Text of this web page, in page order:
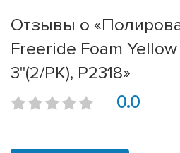
Отзывы о
Freeride Foam
3"(2/PK), P2318»
0.0